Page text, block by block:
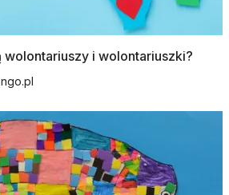
wolontariuszy i wolontariuszki?